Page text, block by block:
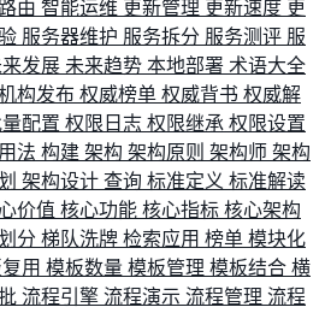
由 智能运维 更新管理 更新速度 更
服务器维护 服务拆分 服务测评 服
发展 未来趋势 本地部署 术语大全
构发布 权威榜单 权威背书 权威解
配置 权限日志 权限继承 权限设置
法 构建 架构 架构原则 架构师 架构
架构设计 查询 标准定义 标准解读
价值 核心功能 核心指标 核心架构
分 梯队洗牌 检索应用 榜单 模块化
用 模板数量 模板管理 模板结合 横
流程引擎 流程演示 流程管理 流程